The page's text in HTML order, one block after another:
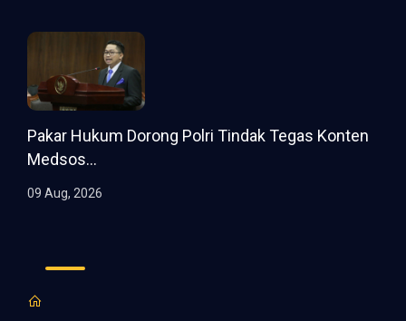
Pakar Hukum Dorong Polri Tindak Tegas Konten
Medsos...
09 Aug, 2026